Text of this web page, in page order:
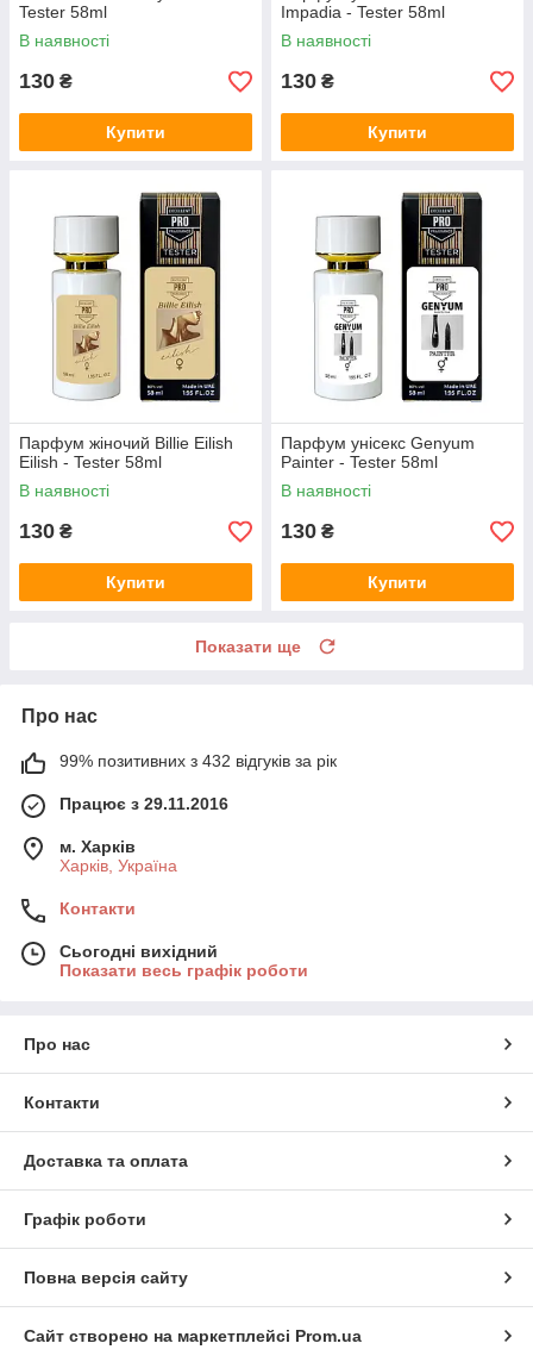
Tester 58ml
В наявності
130 ₴
Купити
Impadia - Tester 58ml
В наявності
130 ₴
Купити
Парфум жіночий Billie Eilish
Eilish - Tester 58ml
В наявності
130 ₴
Купити
Парфум унісекс Genyum
Painter - Tester 58ml
В наявності
130 ₴
Купити
Показати ще
Про нас
99% позитивних з 432 відгуків за рік
Працює з 29.11.2016
м. Харків
Харків, Україна
Контакти
Сьогодні вихідний
Показати весь графік роботи
Про нас
Контакти
Доставка та оплата
Графік роботи
Повна версія сайту
Сайт створено на маркетплейсі Prom.ua